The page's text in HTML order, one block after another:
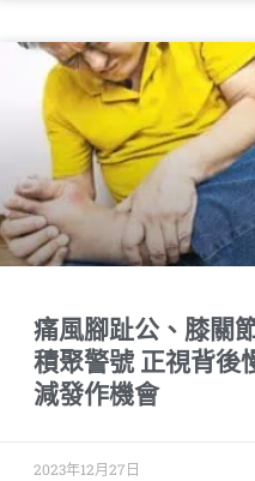
痛風腳趾公、膝關
積聚警號 正視背後
減發作機會
2023年12月27日